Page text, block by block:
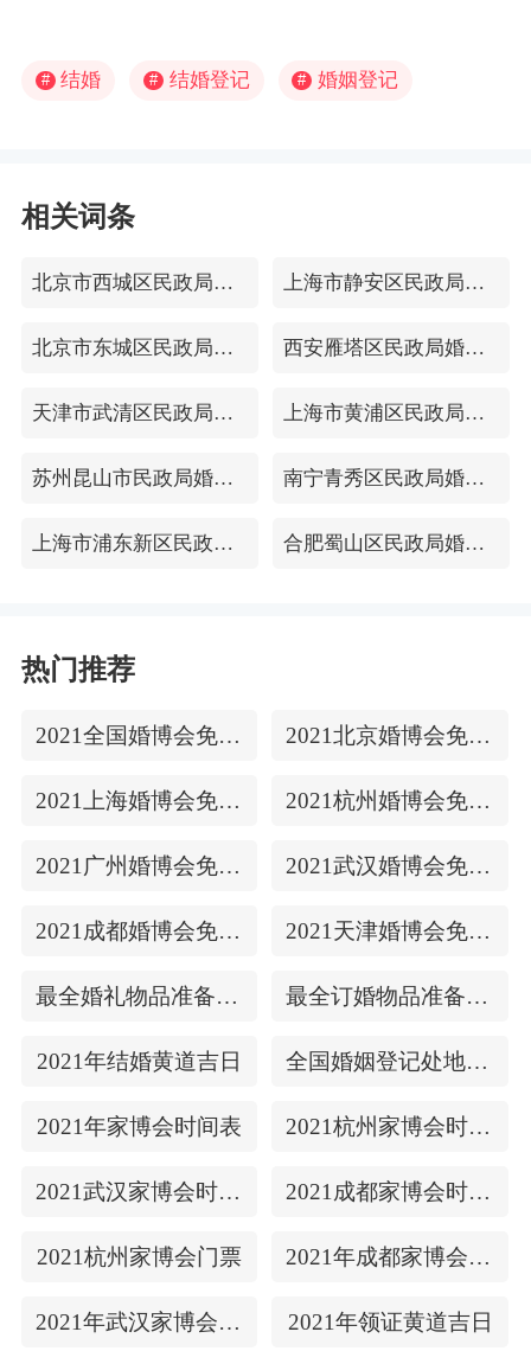
# 结婚 # 结婚登记 # 婚姻登记
相关词条
北京市西城区民政局婚姻登记处 上海市静安区民政局婚姻登记处
北京市东城区民政局婚姻登记处 西安雁塔区民政局婚姻登记处
天津市武清区民政局婚姻登记处 上海市黄浦区民政局婚姻登记处
苏州昆山市民政局婚姻登记处 南宁青秀区民政局婚姻登记处
上海市浦东新区民政局婚姻登记处 合肥蜀山区民政局婚姻登记处
热门推荐
2021全国婚博会免费门票 2021北京婚博会免费门票
2021上海婚博会免费门票 2021杭州婚博会免费门票
2021广州婚博会免费门票 2021武汉婚博会免费门票
2021成都婚博会免费门票 2021天津婚博会免费门票
最全婚礼物品准备清单 最全订婚物品准备清单
2021年结婚黄道吉日 全国婚姻登记处地址/上下时间
2021年家博会时间表 2021杭州家博会时间表
2021武汉家博会时间表 2021成都家博会时间表
2021杭州家博会门票 2021年成都家博会门票
2021年武汉家博会门票 2021年领证黄道吉日